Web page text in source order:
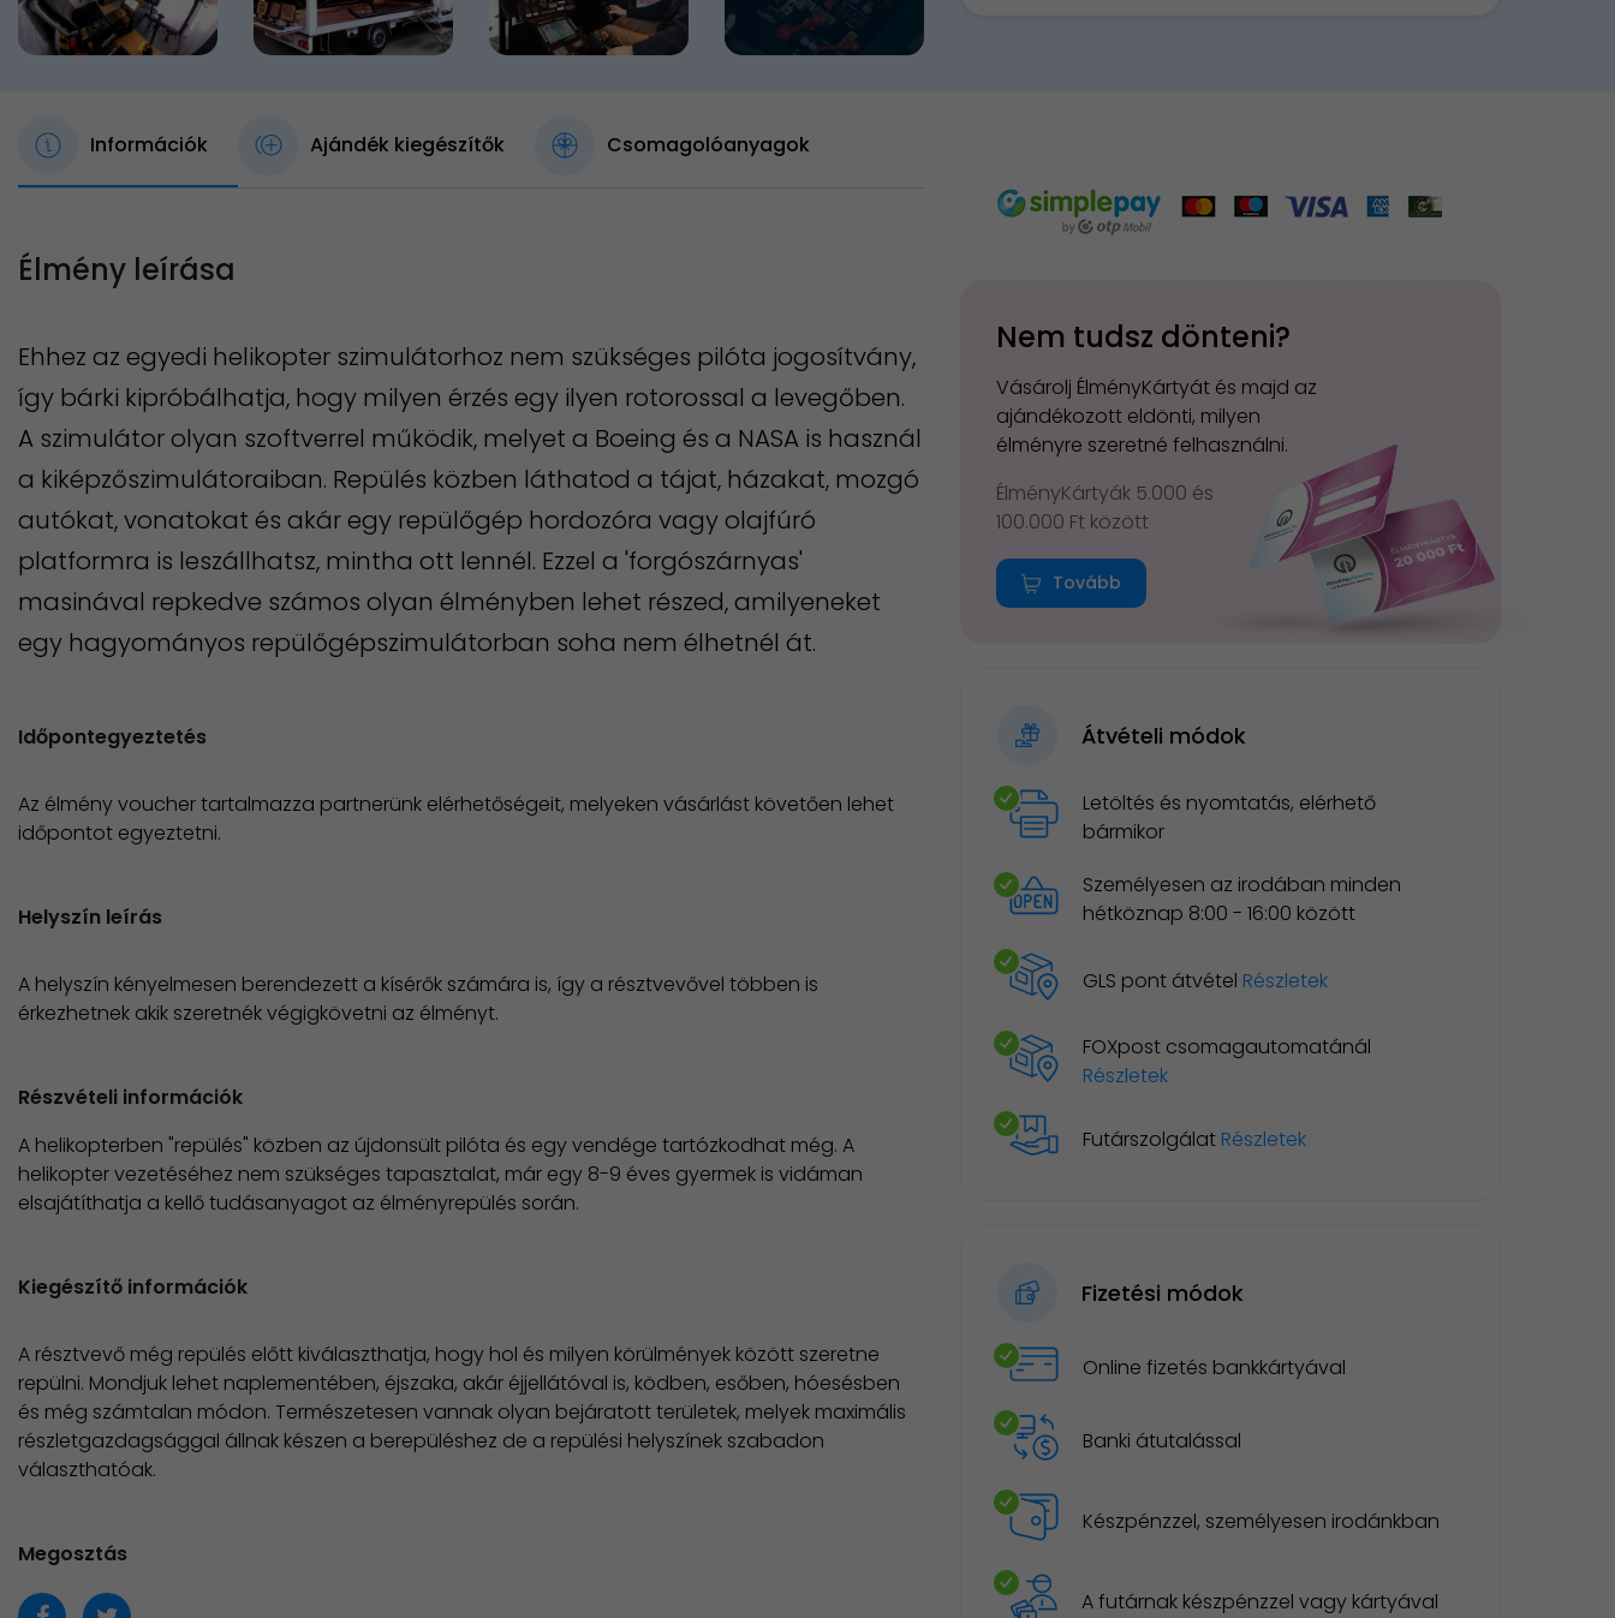
Információk Ajándék kiegészítők Csomagolóanyagok
Élmény leírása
Ehhez az egyedi helikopter szimulátorhoz nem szükséges pilóta jogosítvány,
így bárki kipróbálhatja, hogy milyen érzés egy ilyen rotorossal a levegőben.
A szimulátor olyan szoftverrel működik, melyet a Boeing és a NASA is használ
a kiképzőszimulátoraiban. Repülés közben láthatod a tájat, házakat, mozgó
autókat, vonatokat és akár egy repülőgép hordozóra vagy olajfúró
platformra is leszállhatsz, mintha ott lennél. Ezzel a 'forgószárnyas'
masinával repkedve számos olyan élményben lehet részed, amilyeneket
egy hagyományos repülőgépszimulátorban soha nem élhetnél át.
Időpontegyeztetés
Az élmény voucher tartalmazza partnerünk elérhetőségeit, melyeken vásárlást követően lehet
időpontot egyeztetni.
Helyszín leírás
A helyszín kényelmesen berendezett a kísérők számára is, így a résztvevővel többen is
érkezhetnek akik szeretnék végigkövetni az élményt.
Részvételi információk
A helikopterben "repülés" közben az újdonsült pilóta és egy vendége tartózkodhat még. A
helikopter vezetéséhez nem szükséges tapasztalat, már egy 8-9 éves gyermek is vidáman
elsajátíthatja a kellő tudásanyagot az élményrepülés során.
Kiegészítő információk
A résztvevő még repülés előtt kiválaszthatja, hogy hol és milyen körülmények között szeretne
repülni. Mondjuk lehet naplementében, éjszaka, akár éjjellátóval is, ködben, esőben, hóesésben
és még számtalan módon. Természetesen vannak olyan bejáratott területek, melyek maximális
részletgazdagsággal állnak készen a berepüléshez de a repülési helyszínek szabadon
választhatóak.
Megosztás
Nem tudsz dönteni?
Vásárolj ÉlményKártyát és majd az
ajándékozott eldönti, milyen
élményre szeretné felhasználni.
ÉlményKártyák 5.000 és
100.000 Ft között
Tovább
Átvételi módok
Letöltés és nyomtatás, elérhető
bármikor
Személyesen az irodában minden
hétköznap 8:00 - 16:00 között
GLS pont átvétel Részletek
FOXpost csomagautomatánál
Részletek
Futárszolgálat Részletek
Fizetési módok
Online fizetés bankkártyával
Banki átutalással
Készpénzzel, személyesen irodánkban
A futárnak készpénzzel vagy kártyával